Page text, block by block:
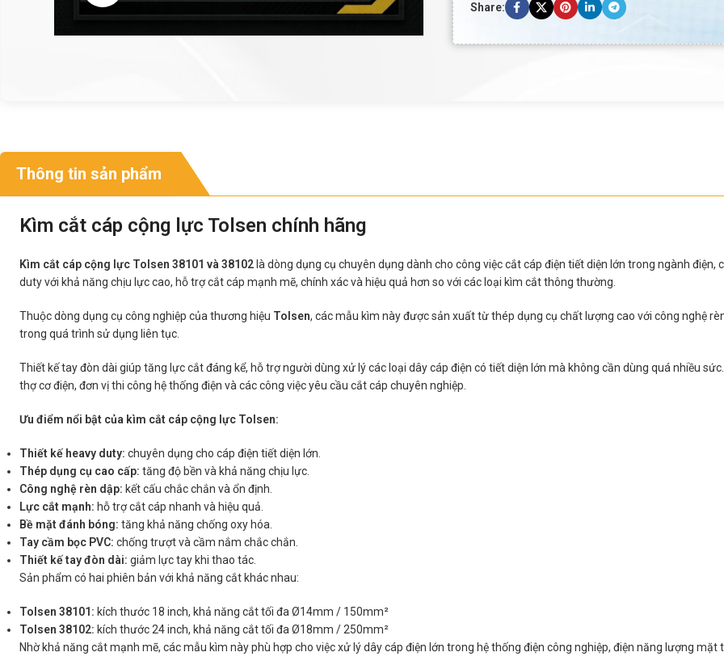
Share:
Thông tin sản phẩm
Kìm cắt cáp cộng lực Tolsen chính hãng
Kìm cắt cáp cộng lực Tolsen 38101 và 38102 là dòng dụng cụ chuyên dụng dành cho công việc cắt cáp điện tiết diện lớn trong ngành
duty với khả năng chịu lực cao, hỗ trợ cắt cáp mạnh mẽ, chính xác và hiệu quả hơn so với các loại kìm cắt thông thường.
Thuộc dòng dụng cụ công nghiệp của thương hiệu Tolsen, các mẫu kìm này được sản xuất từ thép dụng cụ chất lượng cao với công nghệ
trong quá trình sử dụng liên tục.
Thiết kế tay đòn dài giúp tăng lực cắt đáng kể, hỗ trợ người dùng xử lý các loại dây cáp điện có tiết diện lớn mà không cần dùng quá nhiều
thợ cơ điện, đơn vị thi công hệ thống điện và các công việc yêu cầu cắt cáp chuyên nghiệp.
Ưu điểm nổi bật của kìm cắt cáp cộng lực Tolsen:
Thiết kế heavy duty: chuyên dụng cho cáp điện tiết diện lớn.
Thép dụng cụ cao cấp: tăng độ bền và khả năng chịu lực.
Công nghệ rèn dập: kết cấu chắc chắn và ổn định.
Lực cắt mạnh: hỗ trợ cắt cáp nhanh và hiệu quả.
Bề mặt đánh bóng: tăng khả năng chống oxy hóa.
Tay cầm bọc PVC: chống trượt và cầm nắm chắc chắn.
Thiết kế tay đòn dài: giảm lực tay khi thao tác.
Sản phẩm có hai phiên bản với khả năng cắt khác nhau:
Tolsen 38101: kích thước 18 inch, khả năng cắt tối đa Ø14mm / 150mm²
Tolsen 38102: kích thước 24 inch, khả năng cắt tối đa Ø18mm / 250mm²
Nhờ khả năng cắt mạnh mẽ, các mẫu kìm này phù hợp cho việc xử lý dây cáp điện lớn trong hệ thống điện công nghiệp, điện năng lượng